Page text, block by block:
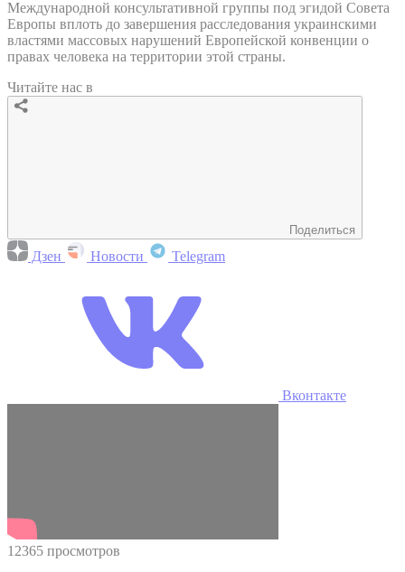
Международной консультативной группы под эгидой Совета
Европы вплоть до завершения расследования украинскими
властями массовых нарушений Европейской конвенции о
правах человека на территории этой страны.
Читайте нас в
Поделиться
Дзен Новости Telegram
Вконтакте
12365 просмотров